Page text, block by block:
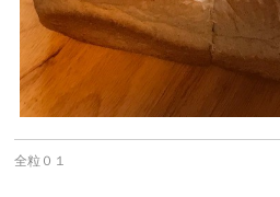
全粒０１